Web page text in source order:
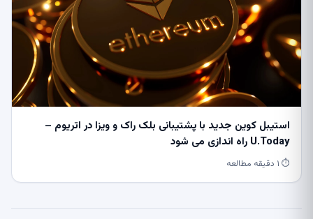
استیبل کوین جدید با پشتیبانی بلک راک و ویزا در اتریوم –
U.Today راه اندازی می شود
⏱ ۱ دقیقه مطالعه